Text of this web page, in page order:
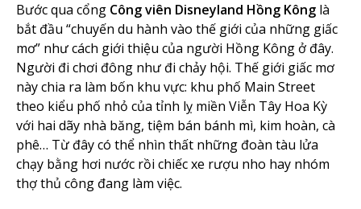
Bước qua cổng Công viên Disneyland Hồng Kông là
bắt đầu “chuyến du hành vào thế giới của những giấc
mơ” như cách giới thiệu của người Hồng Kông ở đây.
Người đi chơi đông như đi chảy hội. Thế giới giấc mơ
này chia ra làm bốn khu vực: khu phố Main Street
theo kiểu phố nhỏ của tỉnh lỵ miền Viễn Tây Hoa Kỳ
với hai dãy nhà băng, tiệm bán bánh mì, kim hoàn, cà
phê… Từ đây có thể nhìn thất những đoàn tàu lửa
chạy bằng hơi nước rồi chiếc xe rượu nho hay nhóm
thợ thủ công đang làm việc.